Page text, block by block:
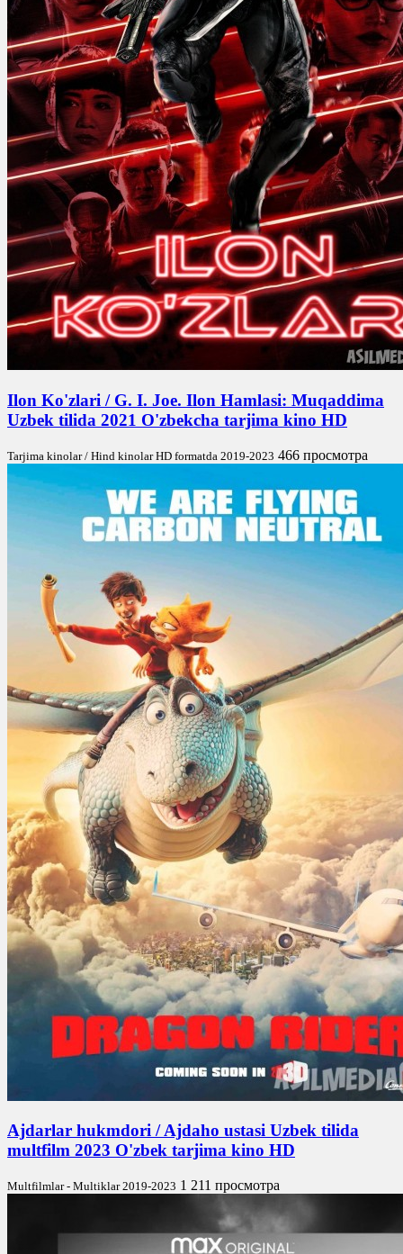
Ilon Ko'zlari / G. I. Joe. Ilon Hamlasi: Muqaddima
Uzbek tilida 2021 O'zbekcha tarjima kino HD
Tarjima kinolar / Hind kinolar HD formatda 2019-2023 466 просмотра
Ajdarlar hukmdori / Ajdaho ustasi Uzbek tilida
multfilm 2023 O'zbek tarjima kino HD
Multfilmlar - Multiklar 2019-2023 1 211 просмотра